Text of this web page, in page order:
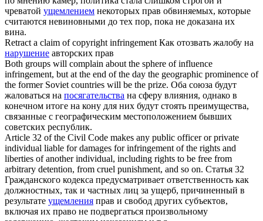
чреватой ущемлением некоторых прав обвиняемых, которые
считаются невиновными до тех пор, пока не доказана их
вина.
Retract a claim of copyrightinfringement Как отозвать жалобу на
нарушение авторских прав
Both groups will complain about the sphere of influence
infringement, but at the end of the day the geographic prominence of
the former Soviet countries will be the prize. Оба союза будут
жаловаться на посягательства на сферу влияния, однако в
конечном итоге на кону для них будут стоять преимущества,
связанные с географическим местоположением бывших
советских республик.
Article 32 of the Civil Code makes any public officer or private
individual liable for damages forinfringementof the rights and
liberties of another individual, including rights to be free from
arbitrary detention, from cruel punishment, and so on. Статья 32
Гражданского кодекса предусматривает ответственность как
должностных, так и частных лиц за ущерб, причиненный в
результате ущемления прав и свобод других субъектов,
включая их право не подвергаться произвольному